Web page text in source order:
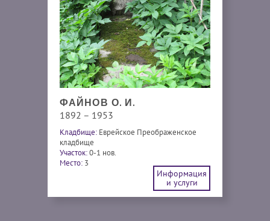
ФАЙНОВ О. И.
1892 – 1953
Кладбище: Еврейское Преображенское
кладбище
Участок:0-1 нов.
Место: 3
Информация
и услуги